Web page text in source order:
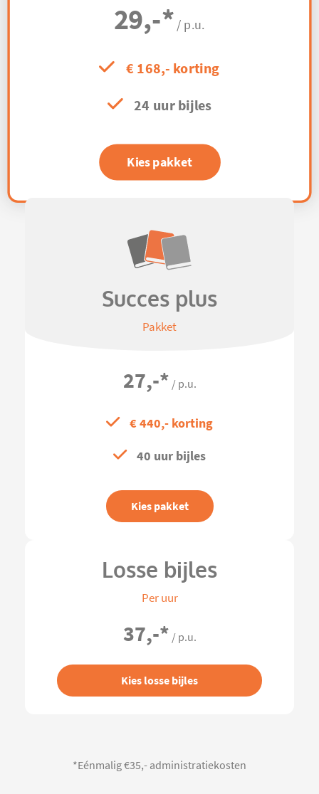
29,-* / p.u.
€ 168,- korting
24 uur bijles
Kies pakket
Succes plus
Pakket
27,-* / p.u.
€ 440,- korting
40 uur bijles
Kies pakket
Losse bijles
Per uur
37,-* / p.u.
Kies losse bijles
*Eénmalig €35,- administratiekosten